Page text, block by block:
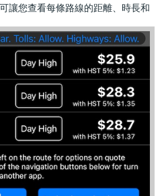
讓您查看每條路線的距離、時長和